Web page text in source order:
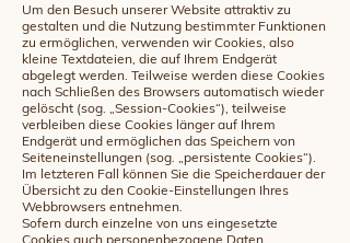
Um den Besuch unserer Website attraktiv zu
gestalten und die Nutzung bestimmter Funktionen
zu ermöglichen, verwenden wir Cookies, also
kleine Textdateien, die auf Ihrem Endgerät
abgelegt werden. Teilweise werden diese Cookies
nach Schließen des Browsers automatisch wieder
gelöscht (sog. „Session-Cookies“), teilweise
verbleiben diese Cookies länger auf Ihrem
Endgerät und ermöglichen das Speichern von
Seiteneinstellungen (sog. „persistente Cookies“).
Im letzteren Fall können Sie die Speicherdauer der
Übersicht zu den Cookie-Einstellungen Ihres
Webbrowsers entnehmen.
Sofern durch einzelne von uns eingesetzte
Cookies auch personenbezogene Daten